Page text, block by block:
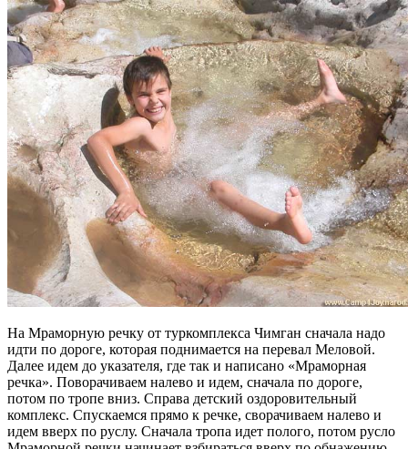
На Мраморную речку от туркомплекса Чимган сначала надо
идти по дороге, которая поднимается на перевал Меловой.
Далее идем до указателя, где так и написано «Мраморная
речка». Поворачиваем налево и идем, сначала по дороге,
потом по тропе вниз. Справа детский оздоровительный
комплекс. Спускаемся прямо к речке, сворачиваем налево и
идем вверх по руслу. Сначала тропа идет полого, потом русло